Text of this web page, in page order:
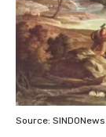
Source: